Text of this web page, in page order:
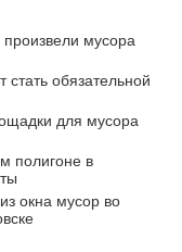
произвели мусора
обязательной
для мусора
полигоне в
окна мусор во